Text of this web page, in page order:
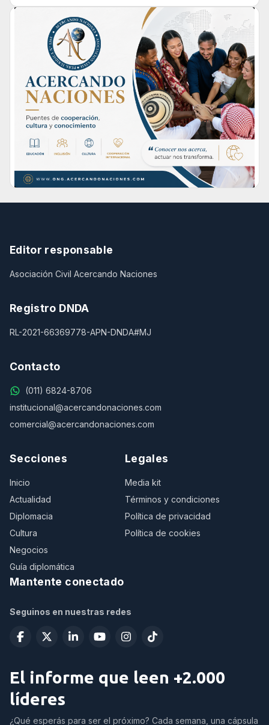
Editor responsable
Asociación Civil Acercando Naciones
Registro DNDA
RL-2021-66369778-APN-DNDA#MJ
Contacto
(011) 6824-8706
institucional@acercandonaciones.com
comercial@acercandonaciones.com
Secciones
Inicio
Actualidad
Diplomacia
Cultura
Negocios
Guía diplomática
Legales
Media kit
Términos y condiciones
Política de privacidad
Política de cookies
Mantente conectado
Seguinos en nuestras redes
El informe que leen +2.000
líderes
¿Qué esperás para ser el próximo? Cada semana, una cápsula